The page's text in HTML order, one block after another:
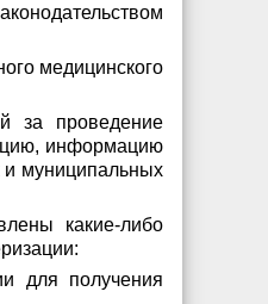
медицинского
за проведение
информацию
и муниципальных
какие-либо
для получения